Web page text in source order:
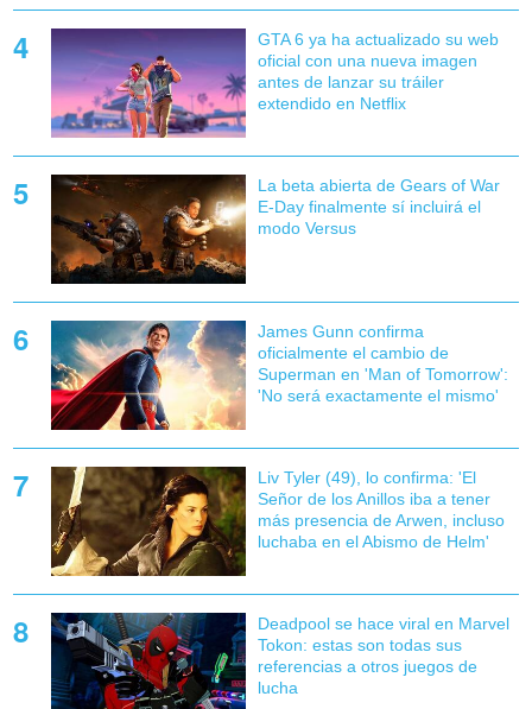
GTA 6 ya ha actualizado su web
oficial con una nueva imagen
antes de lanzar su tráiler
extendido en Netflix
La beta abierta de Gears of War
E-Day finalmente sí incluirá el
modo Versus
James Gunn confirma
oficialmente el cambio de
Superman en 'Man of Tomorrow':
'No será exactamente el mismo'
Liv Tyler (49), lo confirma: 'El
Señor de los Anillos iba a tener
más presencia de Arwen, incluso
luchaba en el Abismo de Helm'
Deadpool se hace viral en Marvel
Tokon: estas son todas sus
referencias a otros juegos de
lucha